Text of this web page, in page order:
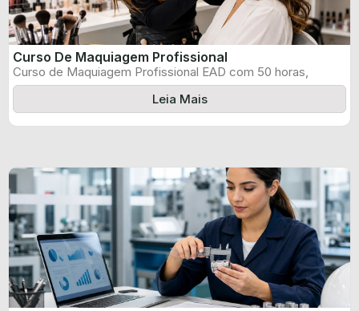
Curso De Maquiagem Profissional
Curso de Maquiagem Profissional EAD com 50 horas,
certificado informado pelo produtor e ...
Leia Mais